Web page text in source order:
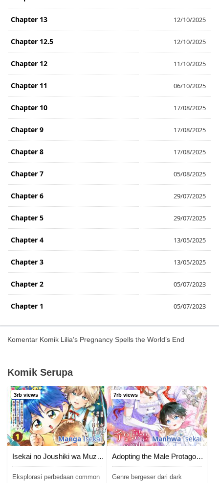
Chapter 13 12/10/2025
Chapter 12.5 12/10/2025
Chapter 12 11/10/2025
Chapter 11 06/10/2025
Chapter 10 17/08/2025
Chapter 9 17/08/2025
Chapter 8 17/08/2025
Chapter 7 05/08/2025
Chapter 6 29/07/2025
Chapter 5 29/07/2025
Chapter 4 13/05/2025
Chapter 3 13/05/2025
Chapter 2 05/07/2023
Chapter 1 05/07/2023
Komentar Komik Lilia’s Pregnancy Spells the World’s End
Komik Serupa
3rb views
MangaIsekai
Isekai no Joushiki wa Muzukashii: Kishou de Saijaku na Hitozoku ni Tensei Shita Kedo Butsuri Igai de Saikyou ni Nari Sou Desu
Eksplorasi perbedaan common
7rb views
ManhwaIsekai
Adopting the Male Protagonist Changed the Genre
Genre bergeser dari dark